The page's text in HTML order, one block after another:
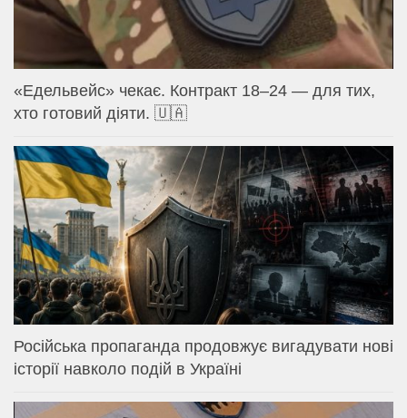
«Едельвейс» чекає. Контракт 18–24 — для тих,
хто готовий діяти. 🇺🇦
Російська пропаганда продовжує вигадувати нові
історії навколо подій в Україні